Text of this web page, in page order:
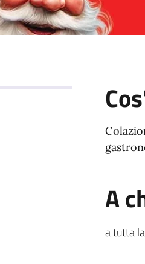
A
a tutta